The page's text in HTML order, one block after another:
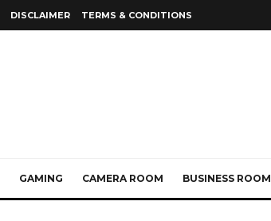
DISCLAIMER TERMS & CONDITIONS
GAMING CAMERA ROOM BUSINESS ROOM